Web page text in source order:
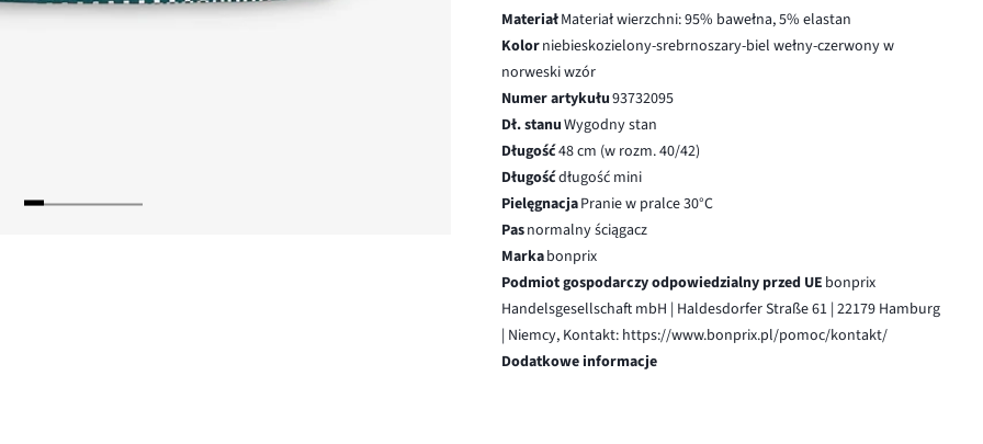
MateriałMateriał wierzchni: 95% bawełna, 5% elastan
Kolorniebieskozielony-srebrnoszary-biel wełny-czerwony w
norweski wzór
Numer artykułu93732095
Dł. stanuWygodny stan
Długość48 cm (w rozm. 40/42)
Długośćdługość mini
PielęgnacjaPranie w pralce 30°C
Pasnormalny ściągacz
Markabonprix
Podmiot gospodarczy odpowiedzialny przed UE bonprix
Handelsgesellschaft mbH | Haldesdorfer Straße 61 | 22179 Hamburg
| Niemcy, Kontakt: https://www.bonprix.pl/pomoc/kontakt/
Dodatkowe informacje